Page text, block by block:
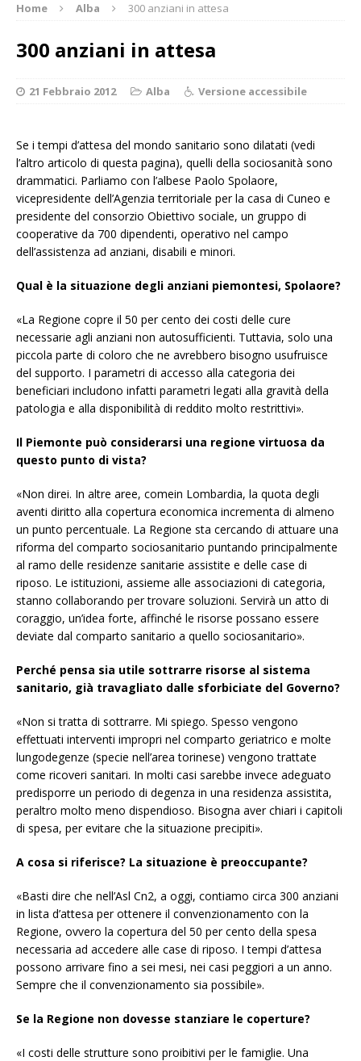
Home Alba 300 anziani in attesa
300 anziani in attesa
21 Febbraio 2012 Alba Versione accessibile
Se i tempi d’attesa del mondo sanitario sono dilatati (vedi
l’altro articolo di questa pagina), quelli della sociosanità sono
drammatici. Parliamo con l’albese Paolo Spolaore,
vicepresidente dell’Agenzia territoriale per la casa di Cuneo e
presidente del consorzio Obiettivo sociale, un gruppo di
cooperative da 700 dipendenti, operativo nel campo
dell’assistenza ad anziani, disabili e minori.
Qual è la situazione degli anziani piemontesi, Spolaore?
«La Regione copre il 50 per cento dei costi delle cure
necessarie agli anziani non autosufficienti. Tuttavia, solo una
piccola parte di coloro che ne avrebbero bisogno usufruisce
del supporto. I parametri di accesso alla categoria dei
beneficiari includono infatti parametri legati alla gravità della
patologia e alla disponibilità di reddito molto restrittivi».
Il Piemonte può considerarsi una regione virtuosa da
questo punto di vista?
«Non direi. In altre aree, comein Lombardia, la quota degli
aventi diritto alla copertura economica incrementa di almeno
un punto percentuale. La Regione sta cercando di attuare una
riforma del comparto sociosanitario puntando principalmente
al ramo delle residenze sanitarie assistite e delle case di
riposo. Le istituzioni, assieme alle associazioni di categoria,
stanno collaborando per trovare soluzioni. Servirà un atto di
coraggio, un’idea forte, affinché le risorse possano essere
deviate dal comparto sanitario a quello sociosanitario».
Perché pensa sia utile sottrarre risorse al sistema
sanitario, già travagliato dalle sforbiciate del Governo?
«Non si tratta di sottrarre. Mi spiego. Spesso vengono
effettuati interventi impropri nel comparto geriatrico e molte
lungodegenze (specie nell’area torinese) vengono trattate
come ricoveri sanitari. In molti casi sarebbe invece adeguato
predisporre un periodo di degenza in una residenza assistita,
peraltro molto meno dispendioso. Bisogna aver chiari i capitoli
di spesa, per evitare che la situazione precipiti».
A cosa si riferisce? La situazione è preoccupante?
«Basti dire che nell’Asl Cn2, a oggi, contiamo circa 300 anziani
in lista d’attesa per ottenere il convenzionamento con la
Regione, ovvero la copertura del 50 per cento della spesa
necessaria ad accedere alle case di riposo. I tempi d’attesa
possono arrivare fino a sei mesi, nei casi peggiori a un anno.
Sempre che il convenzionamento sia possibile».
Se la Regione non dovesse stanziare le coperture?
«I costi delle strutture sono proibitivi per le famiglie. Una